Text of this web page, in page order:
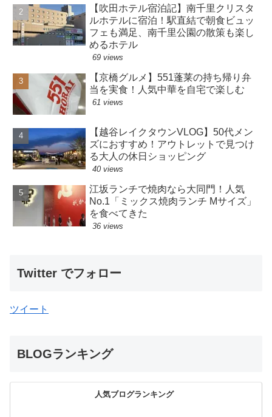
【吹田ホテル宿泊記】南千里クリスタ
ルホテルに宿泊！駅直結で朝食ビュッ
フェも満足、南千里公園の散策も楽し
めるホテル
69 views
【京橋グルメ】551蓬莱の持ち帰り弁
当を実食！人気中華を自宅で楽しむ
61 views
【越谷レイクタウンVLOG】50代メン
ズにおすすめ！アウトレットで見つけ
る大人の休日ショッピング
40 views
江坂ランチで焼肉なら大同門！人気
No.1「ミックス焼肉ランチ Mサイズ」
を食べてきた
36 views
Twitter でフォロー
ツイート
BLOGランキング
人気ブログランキング